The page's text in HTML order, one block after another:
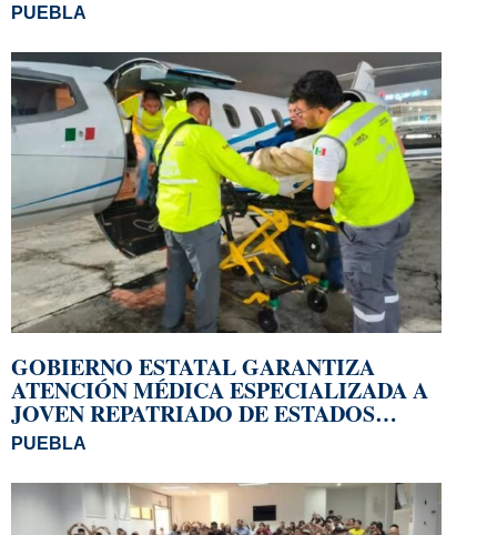
PUEBLA
GOBIERNO ESTATAL GARANTIZA
ATENCIÓN MÉDICA ESPECIALIZADA A
JOVEN REPATRIADO DE ESTADOS
UNIDOS
PUEBLA